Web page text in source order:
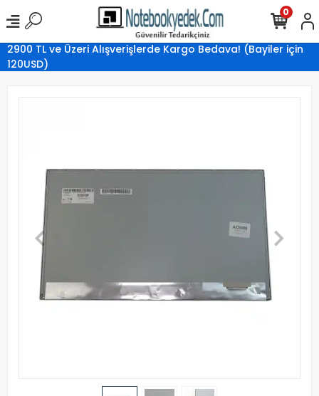
2900 TL ve Üzeri Alışverişlerde Kargo Bedava! (Bayiler için
120USD)
0